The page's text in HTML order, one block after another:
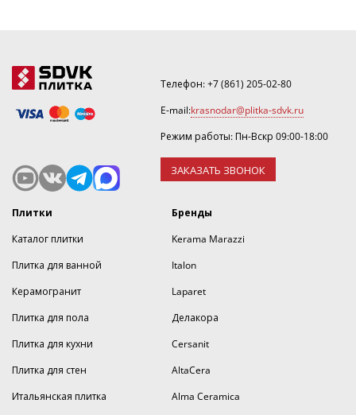
Телефон:+7 (861) 205-02-80
E-mail:krasnodar@plitka-sdvk.ru
Режим работы: Пн-Вскр 09:00-18:00
ЗАКАЗАТЬ ЗВОНОК
Плитки
Каталог плитки
Плитка для ванной
Керамогранит
Плитка для пола
Плитка для кухни
Плитка для стен
Итальянская плитка
Бренды
Kerama Marazzi
Italon
Laparet
Делакора
Cersanit
AltaCera
Alma Ceramica